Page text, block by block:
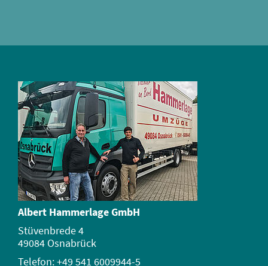
Albert Hammerlage GmbH
Stüvenbrede 4
49084 Osnabrück
Telefon: +49 541 6009944-5